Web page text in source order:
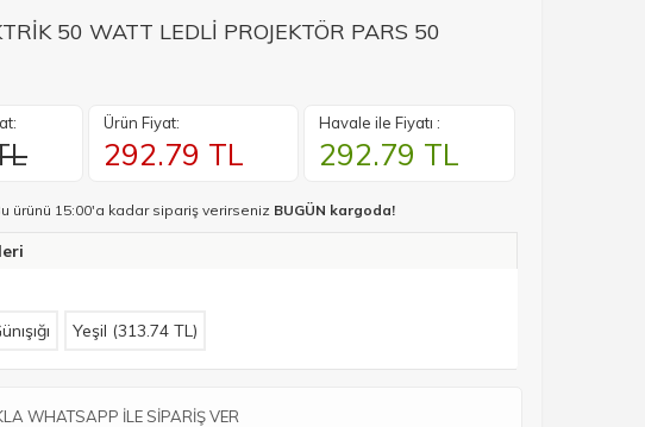
50 WATT LEDLİ PROJEKTÖR PARS 50
Ürün Fiyat:
292.79 TL
Havale ile Fiyatı :
292.79 TL
ürünü 15:00'a kadar sipariş verirseniz BUGÜN kargoda!
Yeşil (313.74 TL)
WHATSAPP İLE SİPARİŞ VER